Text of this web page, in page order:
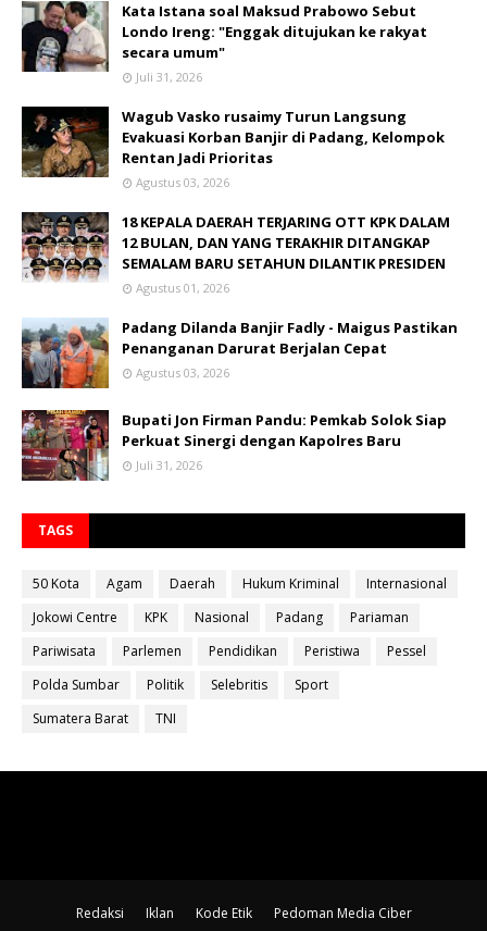
Kata Istana soal Maksud Prabowo Sebut
Londo Ireng: "Enggak ditujukan ke rakyat
secara umum"
Juli 31, 2026
Wagub Vasko rusaimy Turun Langsung
Evakuasi Korban Banjir di Padang, Kelompok
Rentan Jadi Prioritas
Agustus 03, 2026
18 KEPALA DAERAH TERJARING OTT KPK DALAM
12 BULAN, DAN YANG TERAKHIR DITANGKAP
SEMALAM BARU SETAHUN DILANTIK PRESIDEN
Agustus 01, 2026
Padang Dilanda Banjir Fadly - Maigus Pastikan
Penanganan Darurat Berjalan Cepat
Agustus 03, 2026
Bupati Jon Firman Pandu: Pemkab Solok Siap
Perkuat Sinergi dengan Kapolres Baru
Juli 31, 2026
TAGS
50 Kota Agam Daerah Hukum Kriminal
Internasional
Jokowi Centre
KPK Nasional Padang
Pariaman
Pariwisata
Parlemen Pendidikan Peristiwa
Pessel
Polda Sumbar
Politik Selebritis
Sport
Sumatera Barat
TNI
Redaksi Iklan Kode Etik
Pedoman Media Ciber